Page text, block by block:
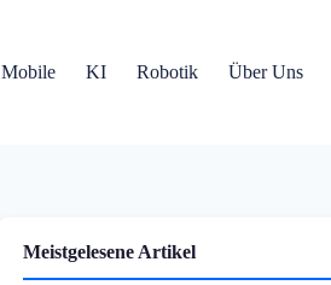
Mobile KI Robotik Über Uns
Meistgelesene Artikel